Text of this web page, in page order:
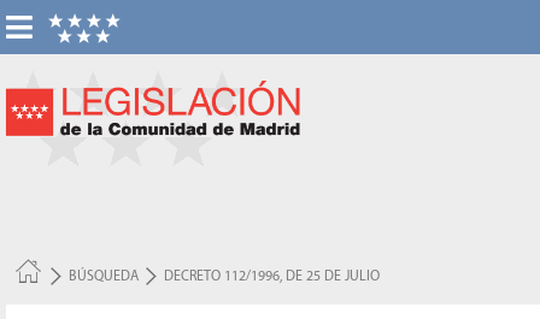
BÚSQUEDA DECRETO 112/1996, DE 25 DE JULIO